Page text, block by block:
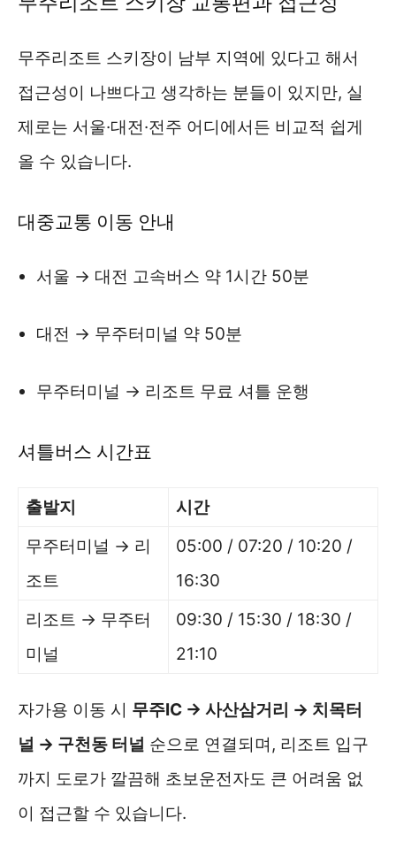
무주리조트 스키장이 남부 지역에 있다고 해서
접근성이 나쁘다고 생각하는 분들이 있지만, 실
제로는 서울·대전·전주 어디에서든 비교적 쉽게
올 수 있습니다.
대중교통 이동 안내
서울 → 대전 고속버스 약 1시간 50분
대전 → 무주터미널 약 50분
무주터미널 → 리조트 무료 셔틀 운행
셔틀버스 시간표
출발지
시간
무주터미널 → 리
조트
05:00 / 07:20 / 10:20 /
16:30
리조트 → 무주터
미널
09:30 / 15:30 / 18:30 /
21:10
자가용 이동 시 무주IC → 사산삼거리 → 치목터
널 → 구천동 터널 순으로 연결되며, 리조트 입구
까지 도로가 깔끔해 초보운전자도 큰 어려움 없
이 접근할 수 있습니다.